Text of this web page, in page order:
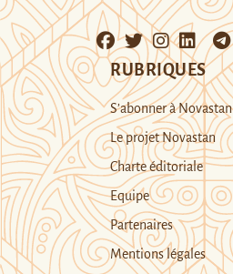
RUBRIQUES
S’abonner à Novastan
Le projet Novastan
Charte éditoriale
Equipe
Partenaires
Mentions légales